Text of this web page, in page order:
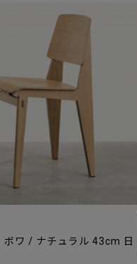
ボワ / ナチュラル 43cm 日